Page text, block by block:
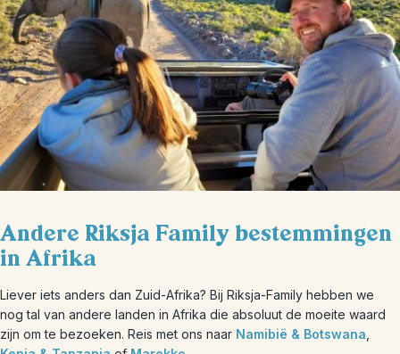
Andere Riksja Family bestemmingen
in Afrika
Liever iets anders dan Zuid-Afrika? Bij Riksja-Family hebben we
nog tal van andere landen in Afrika die absoluut de moeite waard
zijn om te bezoeken. Reis met ons naar Namibië & Botswana